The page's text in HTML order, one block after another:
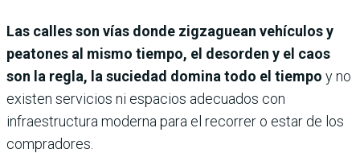
Las calles son vías donde zigzaguean vehículos y
peatones al mismo tiempo, el desorden y el caos
son la regla, la suciedad domina todo el tiempo y no
existen servicios ni espacios adecuados con
infraestructura moderna para el recorrer o estar de los
compradores.